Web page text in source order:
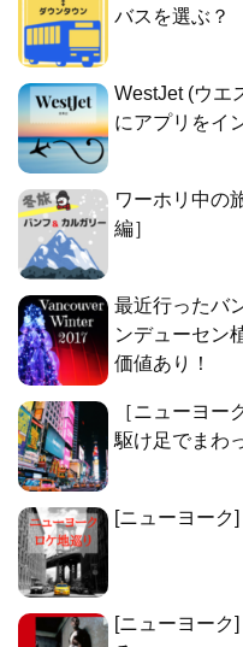
バスを選ぶ？
WestJet (ウエ
にアプリをイ
ワーホリ中の
編］
最近行ったバ
ンデューセン
価値あり！
［ニューヨー
駆け足でまわ
[ニューヨーク
[ニューヨーク